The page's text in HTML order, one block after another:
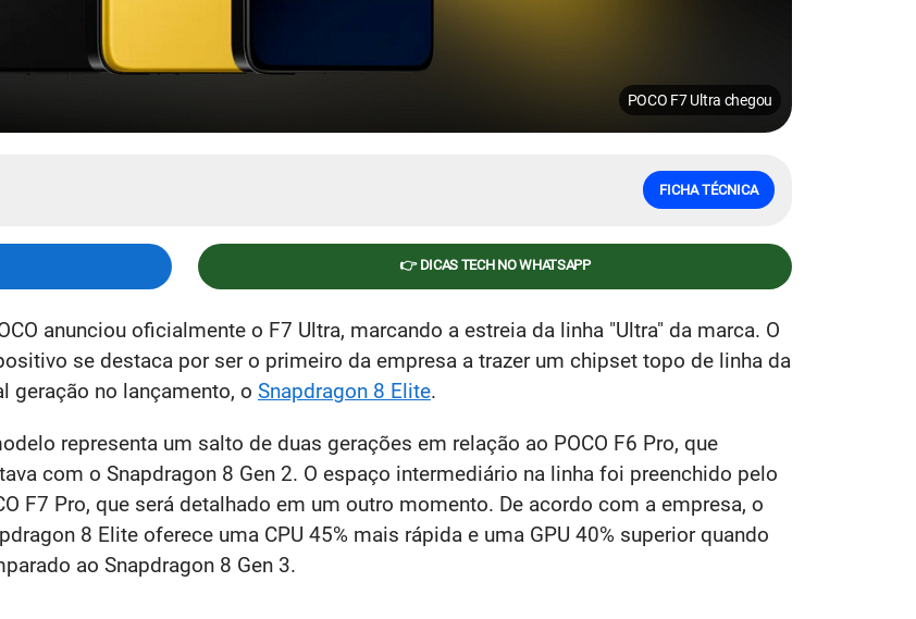
POCO F7 Ultra chegou
FICHA TÉCNICA
👉 DICAS TECH NO WHATSAPP
anunciou oficialmente o F7 Ultra, marcando a estreia da linha "Ultra" da marca. O
se destaca por ser o primeiro da empresa a trazer um chipset topo de linha da
geração no lançamento, o Snapdragon 8 Elite.
representa um salto de duas gerações em relação ao POCO F6 Pro, que
com o Snapdragon 8 Gen 2. O espaço intermediário na linha foi preenchido pelo
F7 Pro, que será detalhado em um outro momento. De acordo com a empresa, o
8 Elite oferece uma CPU 45% mais rápida e uma GPU 40% superior quando
ao Snapdragon 8 Gen 3.